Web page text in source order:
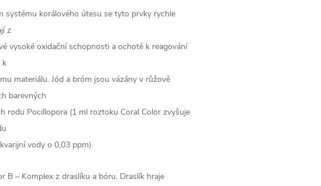
systému korálového útesu se tyto prvky rychle
z
vysoké oxidační schopnosti a ochotě k reagování
k
materiálu. Jód a bróm jsou vázány v růžově
barevných
rodu Pocillopora (1 ml roztoku Coral Color zvyšuje
vody o 0,03 ppm).
B – Komplex z draslíku a bóru. Draslík hraje